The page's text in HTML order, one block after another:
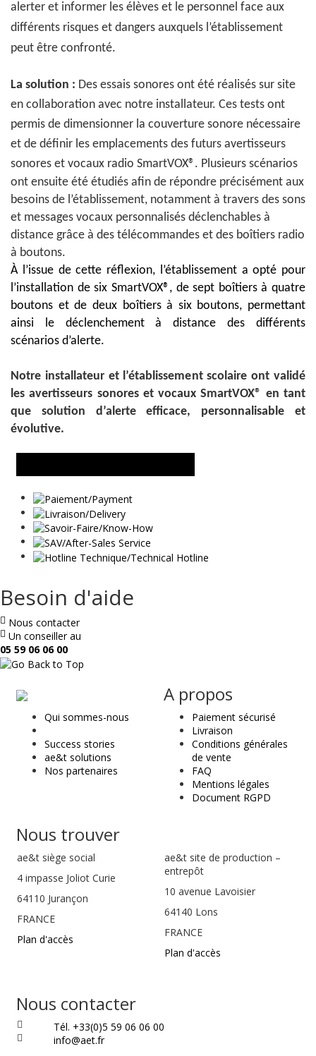
alerter et informer les élèves et le personnel face aux
différents risques et dangers auxquels l’établissement
peut être confronté.
La solution : Des essais sonores ont été réalisés sur site
en collaboration avec notre installateur. Ces tests ont
permis de dimensionner la couverture sonore nécessaire
et de définir les emplacements des futurs avertisseurs
sonores et vocaux radio SmartVOX®. Plusieurs scénarios
ont ensuite été étudiés afin de répondre précisément aux
besoins de l’établissement, notamment à travers des sons
et messages vocaux personnalisés déclenchables à
distance grâce à des télécommandes et des boîtiers radio
à boutons.
À l’issue de cette réflexion, l’établissement a opté pour
l’installation de six SmartVOX®, de sept boîtiers à quatre
boutons et de deux boîtiers à six boutons, permettant
ainsi le déclenchement à distance des différents
scénarios d’alerte.
Notre installateur et l’établissement scolaire ont validé
les avertisseurs sonores et vocaux SmartVOX® en tant
que solution d’alerte efficace, personnalisable et
évolutive.
Besoin d'aide
Nous contacter
Un conseiller au
05 59 06 06 00
ae
&
t
Qui sommes-nous
Success stories
ae&t solutions
Nos partenaires
A propos
Paiement sécurisé
Livraison
Conditions générales
de vente
FAQ
Mentions légales
Document RGPD
Nous trouver
ae&t siège social
4 impasse Joliot Curie
64110 Jurançon
FRANCE
Plan d'accès
ae&t site de production –
entrepôt
10 avenue Lavoisier
64140 Lons
FRANCE
Plan d'accès
Nous contacter
Tél. +33(0)5 59 06 06 00
info@aet.fr